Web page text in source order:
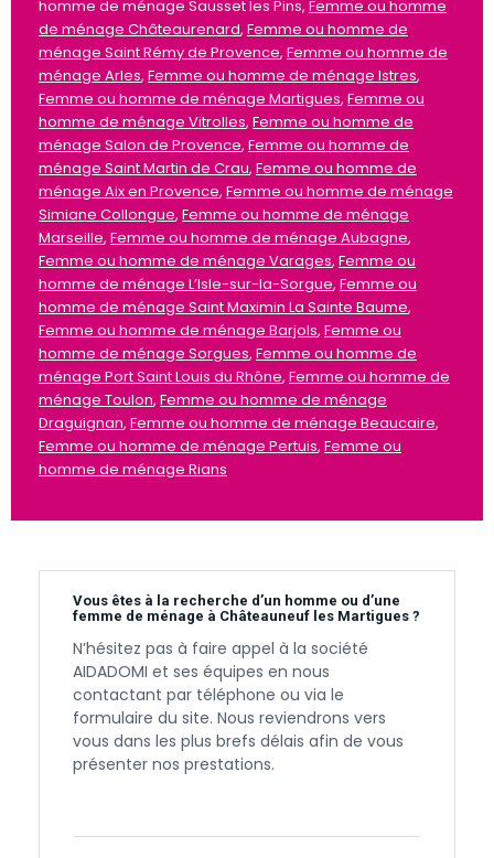
homme de ménage Sausset les Pins, Femme ou homme
de ménage Châteaurenard, Femme ou homme de
ménage Saint Rémy de Provence, Femme ou homme de
ménage Arles, Femme ou homme de ménage Istres,
Femme ou homme de ménage Martigues, Femme ou
homme de ménage Vitrolles, Femme ou homme de
ménage Salon de Provence, Femme ou homme de
ménage Saint Martin de Crau, Femme ou homme de
ménage Aix en Provence, Femme ou homme de ménage
Simiane Collongue, Femme ou homme de ménage
Marseille, Femme ou homme de ménage Aubagne,
Femme ou homme de ménage Varages, Femme ou
homme de ménage L’Isle-sur-la-Sorgue, Femme ou
homme de ménage Saint Maximin La Sainte Baume,
Femme ou homme de ménage Barjols, Femme ou
homme de ménage Sorgues, Femme ou homme de
ménage Port Saint Louis du Rhône, Femme ou homme de
ménage Toulon, Femme ou homme de ménage
Draguignan, Femme ou homme de ménage Beaucaire,
Femme ou homme de ménage Pertuis, Femme ou
homme de ménage Rians
Vous êtes à la recherche d’un homme ou d’une
femme de ménage à Châteauneuf les Martigues ?
N’hésitez pas à faire appel à la société
AIDADOMI et ses équipes en nous
contactant par téléphone ou via le
formulaire du site. Nous reviendrons vers
vous dans les plus brefs délais afin de vous
présenter nos prestations.